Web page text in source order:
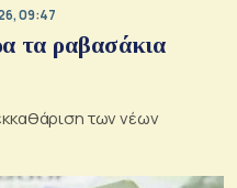
09:47
τα ραβασάκια
των νέων